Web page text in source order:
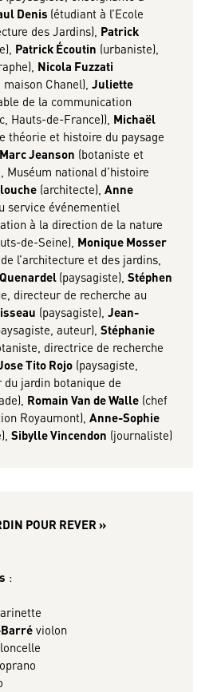
Denis (étudiant à l’Ecole
des Jardins), Patrick
Patrick Écoutin (urbaniste),
Nicola Fuzzati
Chanel), Juliette
de la communication
Hauts-de-France)), Michaël
théorie et histoire du paysage
Marc Jeanson (botaniste et
Muséum national d’histoire
(architecte), Anne
service événementiel
à la direction de la nature
de-Seine), Monique Mosser
l’architecture et des jardins,
(paysagiste), Stéphen
directeur de recherche au
(paysagiste), Jean-
auteur), Stéphanie
directrice de recherche
Tito Rojo (paysagiste,
jardin botanique de
Romain Van de Walle (chef
Royaumont), Anne-Sophie
Sibylle Vincendon (journaliste)
POUR REVER »
:
violon